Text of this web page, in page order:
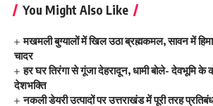
You Might Also Like
मखमली बुग्यालों में खिल उठा ब्रह्मकमल, सावन में
चादर
हर घर तिरंगा से गूंजा देहरादून, धामी बोले- देवभूमि
देशभक्ति
नकली डेयरी उत्पादों पर उत्तराखंड में पूरी तरह